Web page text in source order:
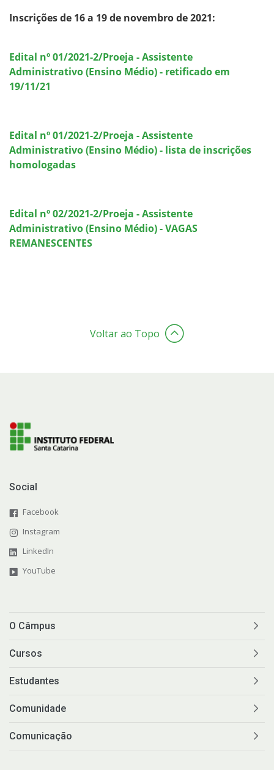
Inscrições de 16 a 19 de novembro de 2021:
Edital nº 01/2021-2/Proeja - Assistente
Administrativo (Ensino Médio) - retificado em
19/11/21
Edital nº 01/2021-2/Proeja - Assistente
Administrativo (Ensino Médio) - lista de inscrições
homologadas
Edital nº 02/2021-2/Proeja - Assistente
Administrativo (Ensino Médio) - VAGAS
REMANESCENTES
Voltar ao Topo
Social
Facebook
Instagram
LinkedIn
YouTube
O Câmpus
Cursos
Estudantes
Comunidade
Comunicação